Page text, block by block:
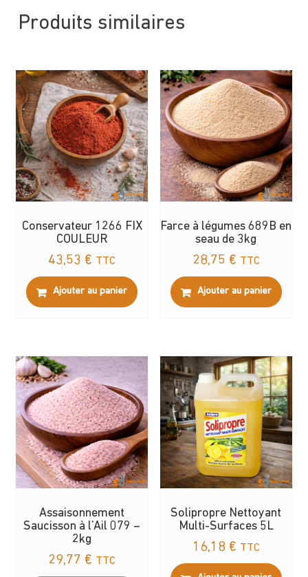
Produits similaires
Conservateur 1266 FIX
COULEUR
43,53 € TTC
Ajouter au panier
Farce à légumes 689B en
seau de 3kg
28,75 € TTC
Ajouter au panier
Assaisonnement
Saucisson à l’Ail 079 –
2kg
29,77 € TTC
Solipropre Nettoyant
Multi-Surfaces 5L
16,18 € TTC